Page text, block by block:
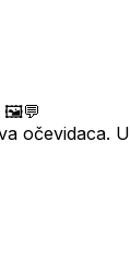
🖼💬